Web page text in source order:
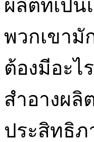
ผลิตที่เป็น
พวกเขา
ต้องมีอะไ
สำอางผ
ประสิทธิภ